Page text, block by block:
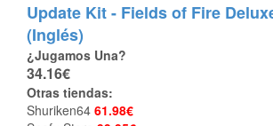
Update Kit - Fields of Fire
(Inglés)
¿Jugamos Una?
34.16€
Otras tiendas:
Shuriken64 61.98€